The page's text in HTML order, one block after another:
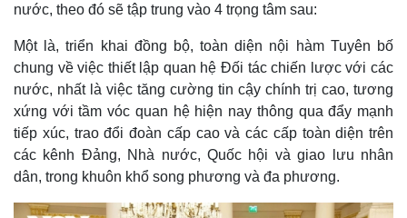
Thể thao
Bóng đá
Ô tô - Xe máy
Ô tô
nước, theo đó sẽ tập trung vào 4 trọng tâm sau:
Một là, triển khai đồng bộ, toàn diện nội hàm Tuyên bố
chung về việc thiết lập quan hệ Đối tác chiến lược với các
nước, nhất là việc tăng cường tin cậy chính trị cao, tương
xứng với tầm vóc quan hệ hiện nay thông qua đẩy mạnh
tiếp xúc, trao đổi đoàn cấp cao và các cấp toàn diện trên
các kênh Đảng, Nhà nước, Quốc hội và giao lưu nhân
dân, trong khuôn khổ song phương và đa phương.